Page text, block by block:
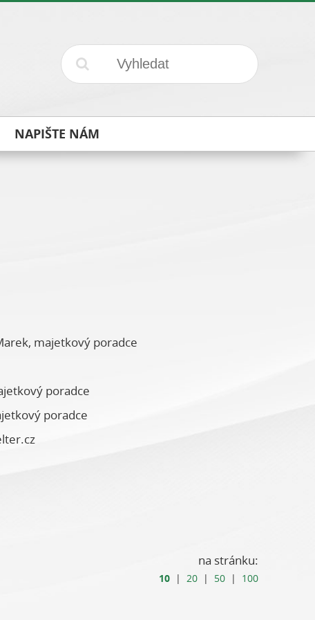
NAPIŠTE NÁM
majetkový poradce
poradce
poradce
na stránku:
10| 20| 50| 100